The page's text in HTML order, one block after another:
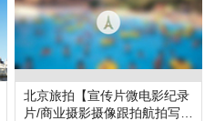
北京旅拍【宣传片微电影纪录
片/商业摄影摄像跟拍航拍写真